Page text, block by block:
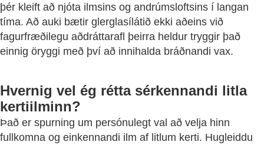
þér kleift að njóta ilmsins og andrúmsloftsins í langan
tíma. Að auki bætir glerglasílátið ekki aðeins við
fagurfræðilegu aðdráttarafl þeirra heldur tryggir það
einnig öryggi með því að innihalda bráðnandi vax.
Hvernig vel ég rétta sérkennandi litla
kertiilminn?
Það er spurning um persónulegt val að velja hinn
fullkomna og einkennandi ilm af litlum kerti. Hugleiddu